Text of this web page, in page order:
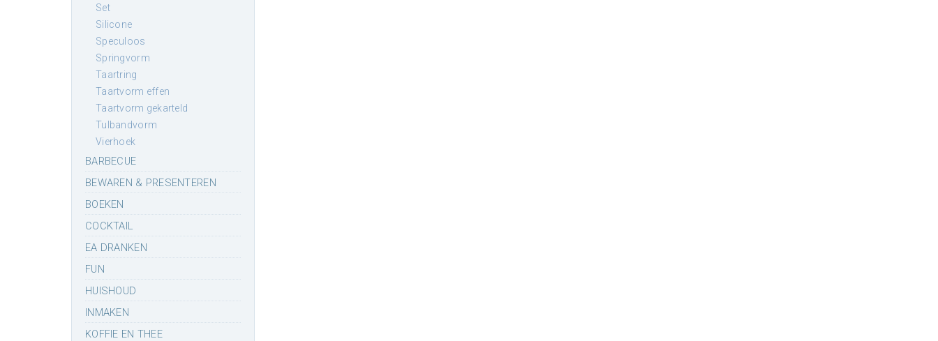
set
silicone
speculoos
springvorm
taartring
taartvorm effen
taartvorm gekarteld
tulbandvorm
vierhoek
BARBECUE
BEWAREN & PRESENTEREN
BOEKEN
COCKTAIL
EA DRANKEN
FUN
HUISHOUD
INMAKEN
KOFFIE EN THEE